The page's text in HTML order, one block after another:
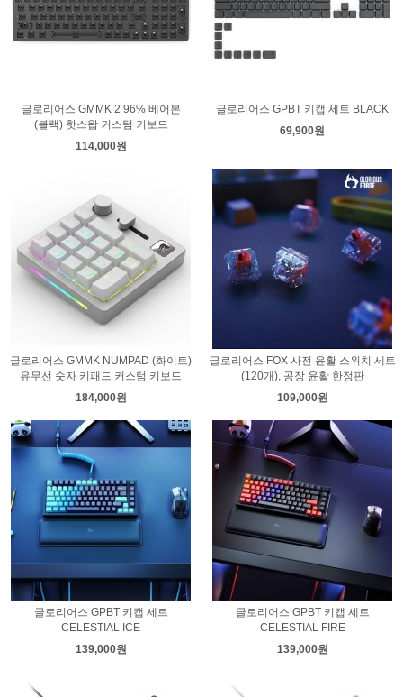
글로리어스 GMMK 2 96% 베어본
(블랙) 핫스왑 커스텀 키보드
114,000원
글로리어스 GPBT 키캡 세트 BLACK
69,900원
글로리어스 GMMK NUMPAD (화이트)
유무선 숫자 키패드 커스텀 키보드
184,000원
글로리어스 FOX 사전 윤활 스위치 세트
(120개), 공장 윤활 한정판
109,000원
글로리어스 GPBT 키캡 세트
CELESTIAL ICE
139,000원
글로리어스 GPBT 키캡 세트
CELESTIAL FIRE
139,000원